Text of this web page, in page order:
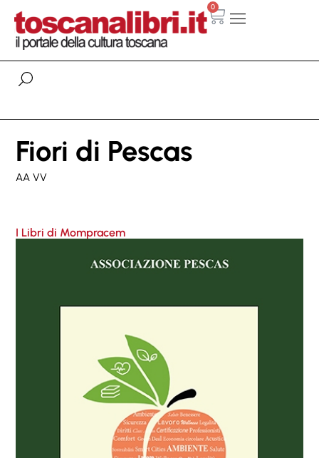
0
Fiori di Pescas
AA VV
I Libri di Mompracem